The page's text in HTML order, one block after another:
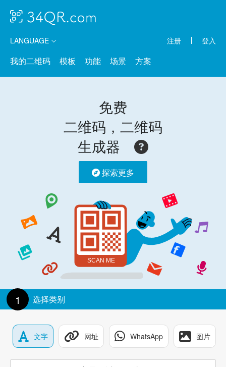
LANGUAGE 注册 登入
我的二维码 模板 功能 场景 方案
免费
二维码，二维码
生成器
探索更多
1 选择类别
文字 网址 WhatsApp 图片